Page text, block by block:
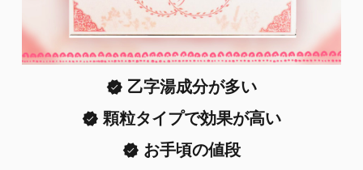
乙字湯成分が多い
顆粒タイプで効果が高い
お手頃の値段